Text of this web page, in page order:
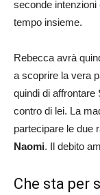
seconde
tempo insieme.
Rebecca avrà
a scoprire la vera
quindi di
contro di lei. La
partecipare le due
Naomi. Il debito
Che sta per